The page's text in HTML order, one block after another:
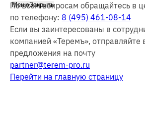
МенюЗакрыть
По всем вопросам обращайтесь в
по телефону: 8 (495) 461-08-14
Если вы заинтересованы в
компанией «Теремъ», отправляйте
предложения на почту
partner@terem-pro.ru
Перейти на главную страницу